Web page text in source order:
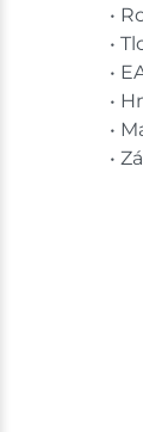
•
•
•
•
•
•